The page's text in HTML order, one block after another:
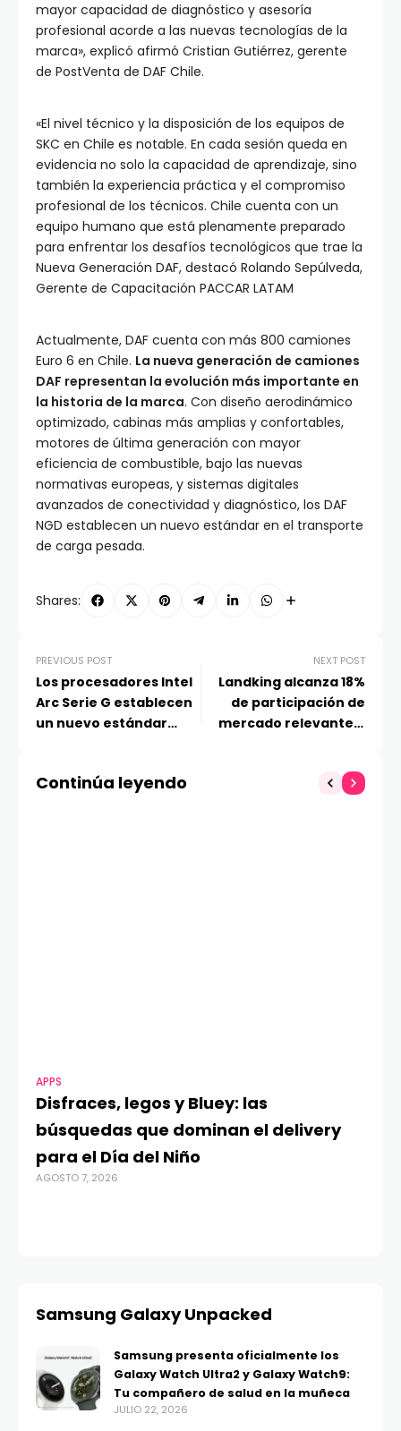
mayor capacidad de diagnóstico y asesoría
profesional acorde a las nuevas tecnologías de la
marca», explicó afirmó Cristian Gutiérrez, gerente
de PostVenta de DAF Chile.
«El nivel técnico y la disposición de los equipos de
SKC en Chile es notable. En cada sesión queda en
evidencia no solo la capacidad de aprendizaje, sino
también la experiencia práctica y el compromiso
profesional de los técnicos. Chile cuenta con un
equipo humano que está plenamente preparado
para enfrentar los desafíos tecnológicos que trae la
Nueva Generación DAF, destacó Rolando Sepúlveda,
Gerente de Capacitación PACCAR LATAM
Actualmente, DAF cuenta con más 800 camiones
Euro 6 en Chile. La nueva generación de camiones
DAF representan la evolución más importante en
la historia de la marca. Con diseño aerodinámico
optimizado, cabinas más amplias y confortables,
motores de última generación con mayor
eficiencia de combustible, bajo las nuevas
normativas europeas, y sistemas digitales
avanzados de conectividad y diagnóstico, los DAF
NGD establecen un nuevo estándar en el transporte
de carga pesada.
Shares:
PREVIOUS POST
Los procesadores Intel
Arc Serie G establecen
un nuevo estándar
NEXT POST
Landking alcanza 18%
de participación de
mercado relevante a
Continúa leyendo
APPS
Disfraces, legos y Bluey: las
búsquedas que dominan el delivery
para el Día del Niño
AGOSTO 7, 2026
Samsung Galaxy Unpacked
Samsung presenta oficialmente los
Galaxy Watch Ultra2 y Galaxy Watch9:
Tu compañero de salud en la muñeca
JULIO 22, 2026